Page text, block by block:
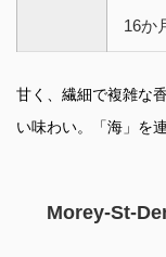
16か
甘く、繊細で複雑な
い味わい。「海」を
Morey-St-